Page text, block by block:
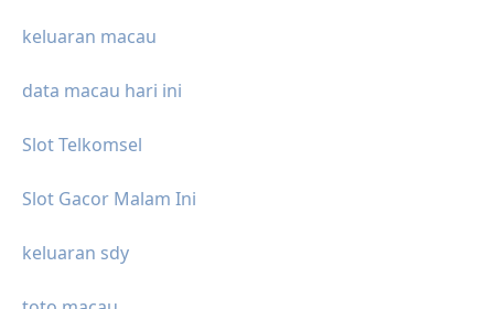
keluaran macau
data macau hari ini
Slot Telkomsel
Slot Gacor Malam Ini
keluaran sdy